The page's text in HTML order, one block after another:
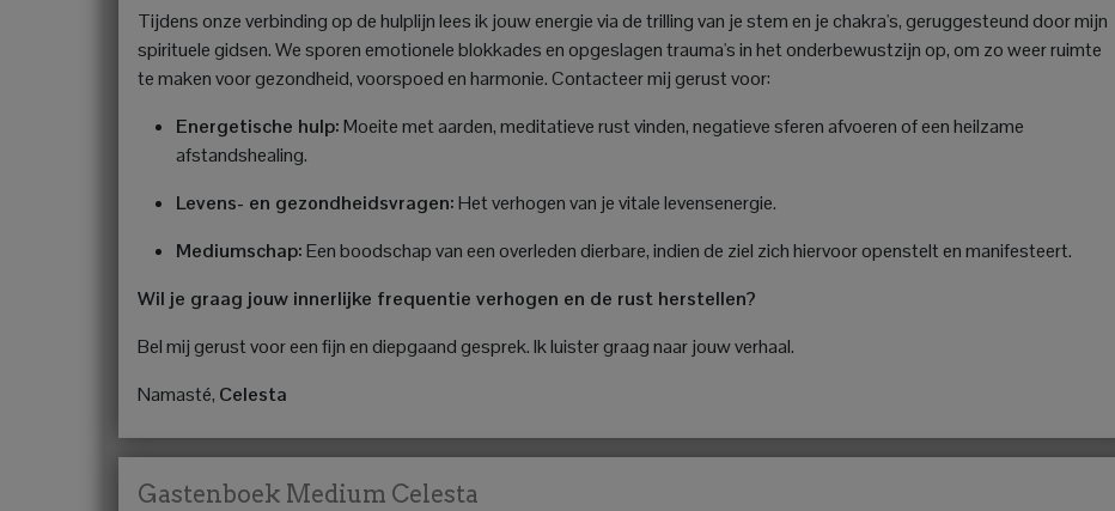
Tijdens onze verbinding op de hulplijn lees ik jouw energie via de trilling van je stem en je chakra's, geruggesteund door mijn
spirituele gidsen. We sporen emotionele blokkades en opgeslagen trauma's in het onderbewustzijn op, om zo weer ruimte
te maken voor gezondheid, voorspoed en harmonie. Contacteer mij gerust voor:
Energetische hulp:Moeite met aarden, meditatieve rust vinden, negatieve sferen afvoeren of een heilzame
afstandshealing.
Levens- en gezondheidsvragen:Het verhogen van je vitale levensenergie.
Mediumschap:Een boodschap van een overleden dierbare, indien de ziel zich hiervoor openstelt en manifesteert.
Wil je graag jouw innerlijke frequentie verhogen en de rust herstellen?
Bel mij gerust voor een fijn en diepgaand gesprek. Ik luister graag naar jouw verhaal.
Namasté, Celesta
Gastenboek Medium Celesta